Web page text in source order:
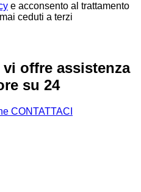
e acconsento al trattamento
ceduti a terzi
offre assistenza
su 24
CONTATTACI